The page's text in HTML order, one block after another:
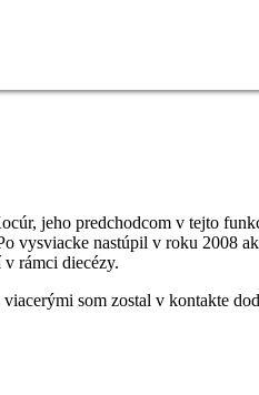
jeho predchodcom v tejto
vysviacke nastúpil v roku 2008
rámci diecézy.
som zostal v kontakte